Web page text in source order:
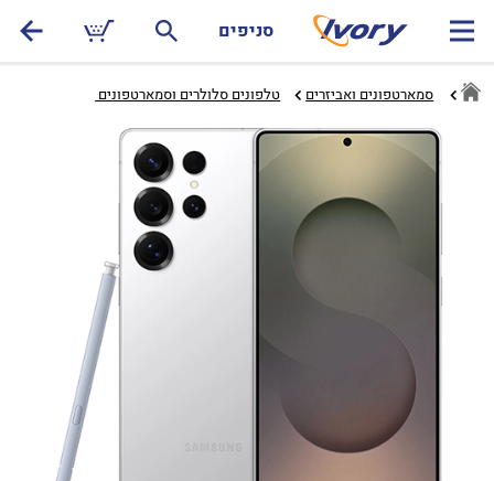
סניפים
סמארטפונים ואביזרים טלפונים סלולרים וסמארטפונים ‏